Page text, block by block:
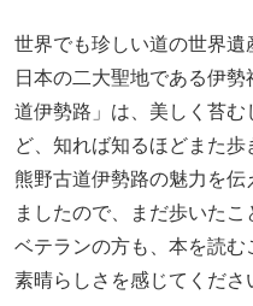
世界でも珍しい道の世界遺
日本の二大聖地である伊
道伊勢路」は、美しく苔
ど、知れば知るほどまた歩
熊野古道伊勢路の魅力を
ましたので、まだ歩いた
ベテランの方も、本を読
素晴らしさを感じてくださ